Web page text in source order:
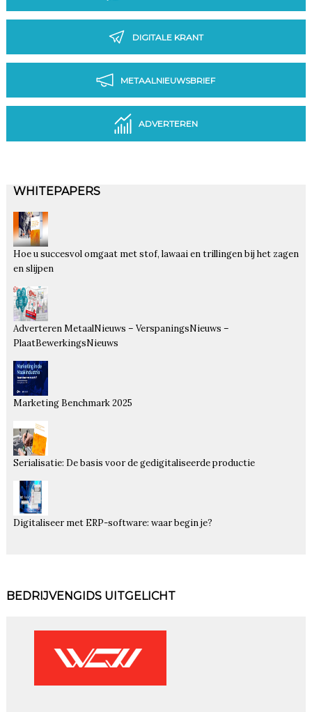
DIGITALE KRANT
METAALNIEUWSBRIEF
ADVERTEREN
WHITEPAPERS
Hoe u succesvol omgaat met stof, lawaai en trillingen bij het zagen
en slijpen
Adverteren MetaalNieuws – VerspaningsNieuws –
PlaatBewerkingsNieuws
Marketing Benchmark 2025
Serialisatie: De basis voor de gedigitaliseerde productie
Digitaliseer met ERP-software: waar begin je?
BEDRIJVENGIDS UITGELICHT